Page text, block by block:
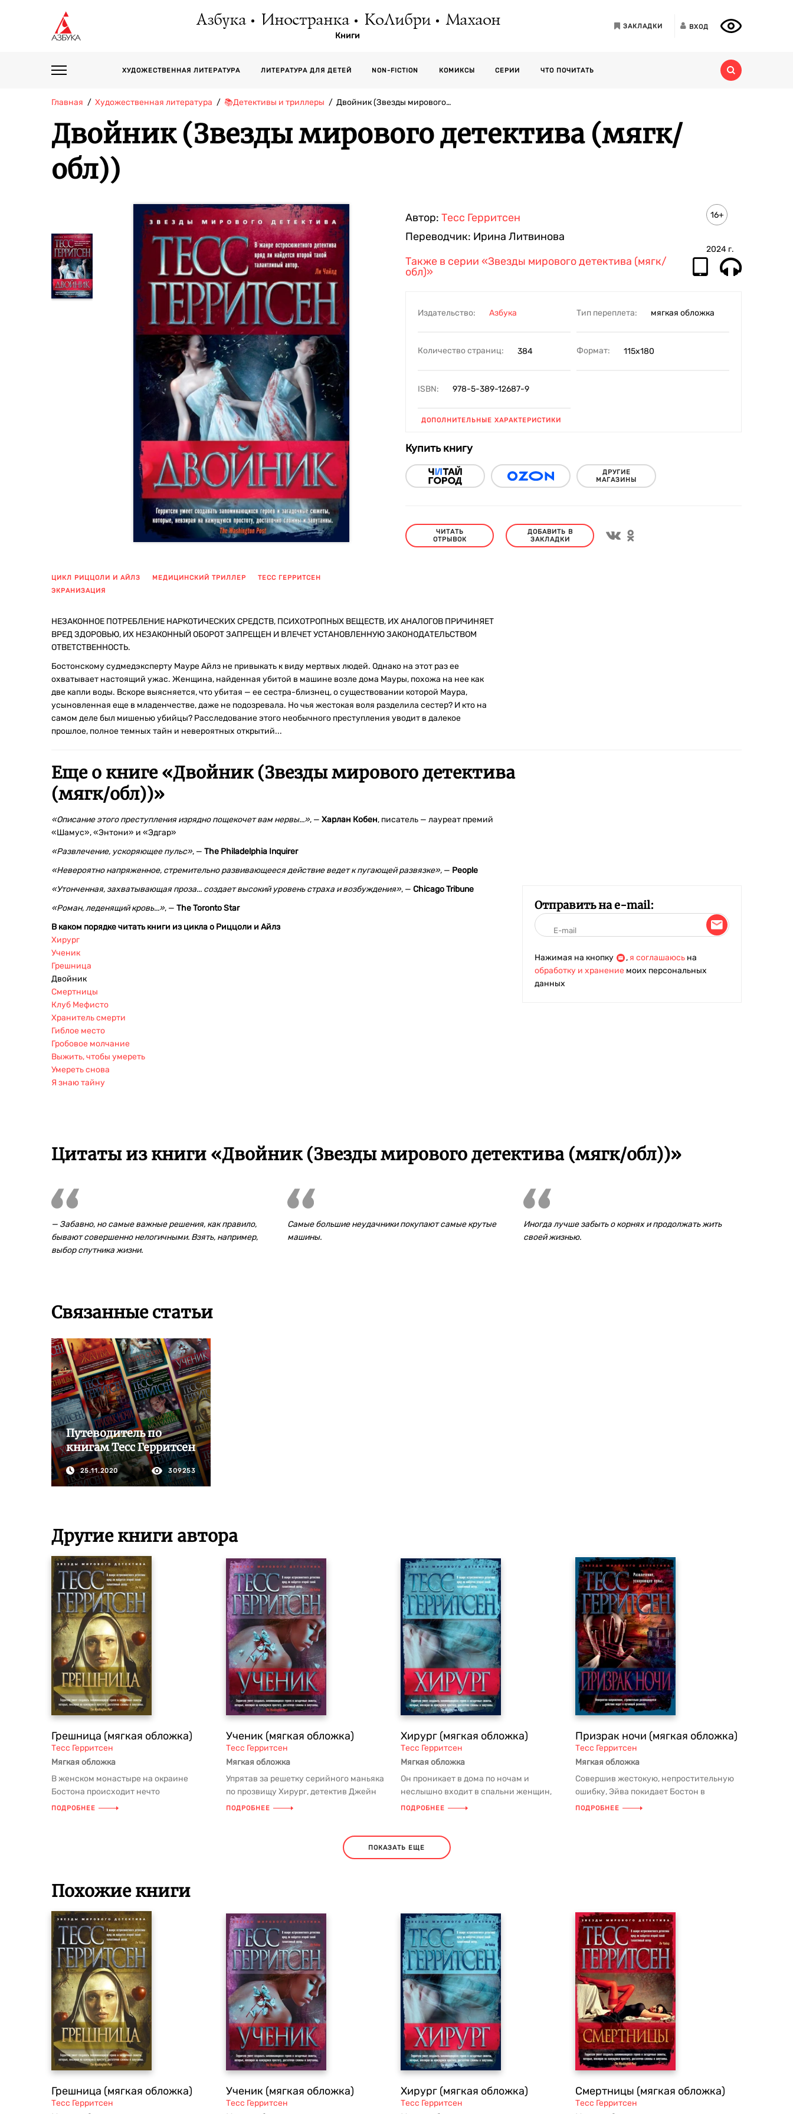
Азбука Иностранка КоЛибри Махаон
Книги
ЗАКЛАДКИ ВХОД
ХУДОЖЕСТВЕННАЯ ЛИТЕРАТУРА ЛИТЕРАТУРА ДЛЯ ДЕТЕЙ NON-FICTION КОМИКСЫ СЕРИИ ЧТО ПОЧИТАТЬ
Главная Художественная литература 📚Детективы и триллеры Двойник (Звезды мирового…
Двойник (Звезды мирового детектива (мягк/
обл))
ЦИКЛ РИЦЦОЛИ И АЙЛЗ МЕДИЦИНСКИЙ ТРИЛЛЕР
ТЕСС ГЕРРИТСЕН
ЭКРАНИЗАЦИЯ
Автор: Тесс Герритсен
Переводчик: Ирина Литвинова
16+
2024 г.
Также в серии «Звезды мирового детектива (мягк/
обл)»
Издательство: Азбука Тип переплета: мягкая обложка
Количество страниц: 384 Формат: 115х180
ISBN: 978-5-389-12687-9
ДОПОЛНИТЕЛЬНЫЕ ХАРАКТЕРИСТИКИ
Купить книгу
ДРУГИЕ
МАГАЗИНЫ
ЧИТАТЬ
ОТРЫВОК
ДОБАВИТЬ В
ЗАКЛАДКИ
НЕЗАКОННОЕ ПОТРЕБЛЕНИЕ НАРКОТИЧЕСКИХ СРЕДСТВ, ПСИХОТРОПНЫХ ВЕЩЕСТВ, ИХ АНАЛОГОВ ПРИЧИНЯЕТ
ВРЕД ЗДОРОВЬЮ, ИХ НЕЗАКОННЫЙ ОБОРОТ ЗАПРЕЩЕН И ВЛЕЧЕТ УСТАНОВЛЕННУЮ ЗАКОНОДАТЕЛЬСТВОМ
ОТВЕТСТВЕННОСТЬ.
Бостонскому судмедэксперту Мауре Айлз не привыкать к виду мертвых людей. Однако на этот раз ее
охватывает настоящий ужас. Женщина, найденная убитой в машине возле дома Мауры, похожа на нее как
две капли воды. Вскоре выясняется, что убитая — ее сестра-близнец, о существовании которой Маура,
усыновленная еще в младенчестве, даже не подозревала. Но чья жестокая воля разделила сестер? И кто на
самом деле был мишенью убийцы? Расследование этого необычного преступления уводит в далекое
прошлое, полное темных тайн и невероятных открытий...
Еще о книге «Двойник (Звезды мирового детектива
(мягк/обл))»
«Описание этого преступления изрядно пощекочет вам нервы...», — Харлан Кобен, писатель — лауреат премий
«Шамус», «Энтони» и «Эдгар»
«Развлечение, ускоряющее пульс», — The Philadelphia Inquirer
«Невероятно напряженное, стремительно развивающееся действие ведет к пугающей развязке», — People
«Утонченная, захватывающая проза... создает высокий уровень страха и возбуждения», — Chicago Tribune
«Роман, леденящий кровь...», — The Toronto Star
В каком порядке читать книги из цикла о Риццоли и Айлз
Хирург
Ученик
Грешница
Двойник
Смертницы
Клуб Мефисто
Хранитель смерти
Гиблое место
Гробовое молчание
Выжить, чтобы умереть
Умереть снова
Я знаю тайну
Отправить на e-mail:
Нажимая на кнопку , я соглашаюсь на
обработку и хранение моих персональных
данных
Цитаты из книги «Двойник (Звезды мирового детектива (мягк/обл))»
— Забавно, но самые важные решения, как правило,
бывают совершенно нелогичными. Взять, например,
выбор спутника жизни.
Самые большие неудачники покупают самые крутые
машины.
Иногда лучше забыть о корнях и продолжать жить
своей жизнью.
Связанные статьи
Путеводитель по
книгам Тесс Герритсен
25.11.2020 309253
Другие книги автора
Грешница (мягкая обложка)
Тесс Герритсен
Мягкая обложка
В женском монастыре на окраине
Бостона происходит нечто
невероятное. Одну монахиню находят
ПОДРОБНЕЕ
Ученик (мягкая обложка)
Тесс Герритсен
Мягкая обложка
Упрятав за решетку серийного маньяка
по прозвищу Хирург, детектив Джейн
Риццоли надеялась навсегда з...
ПОДРОБНЕЕ
Хирург (мягкая обложка)
Тесс Герритсен
Мягкая обложка
Он проникает в дома по ночам и
неслышно входит в спальни женщин,
которые, пробудившись ото сна, попа...
ПОДРОБНЕЕ
Призрак ночи (мягкая обложка)
Тесс Герритсен
Мягкая обложка
Совершив жестокую, непростительную
ошибку, Эйва покидает Бостон в
попытке убежать от мучительных вос...
ПОДРОБНЕЕ
ПОКАЗАТЬ ЕЩЕ
Похожие книги
Грешница (мягкая обложка)
Тесс Герритсен
Ученик (мягкая обложка)
Тесс Герритсен
Хирург (мягкая обложка)
Тесс Герритсен
Смертницы (мягкая обложка)
Тесс Герритсен